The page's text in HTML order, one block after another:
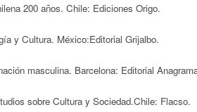
200 años. Chile: Ediciones Origo.
y Cultura. México:Editorial Grijalbo.
masculina. Barcelona: Editorial
sobre Cultura y Sociedad.Chile: Flacso.